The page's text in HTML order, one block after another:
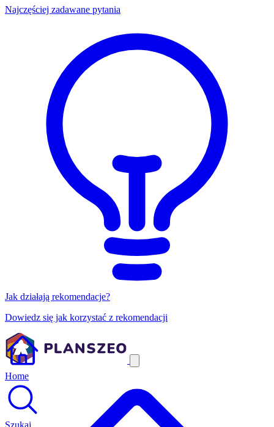
Najczęściej zadawane pytania
Jak działają rekomendacje?
Dowiedz się jak korzystać z rekomendacji
Home
Szukaj